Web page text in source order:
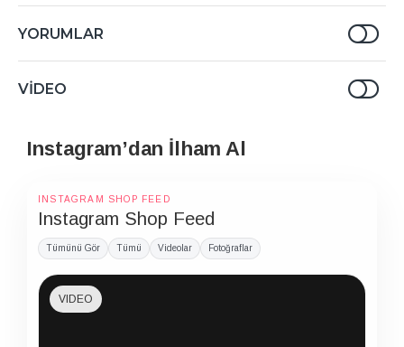
YORUMLAR
VIDEO
Instagram’dan İlham Al
INSTAGRAM SHOP FEED
Instagram Shop Feed
Tümünü Gör Tümü Videolar Fotoğraflar
VIDEO